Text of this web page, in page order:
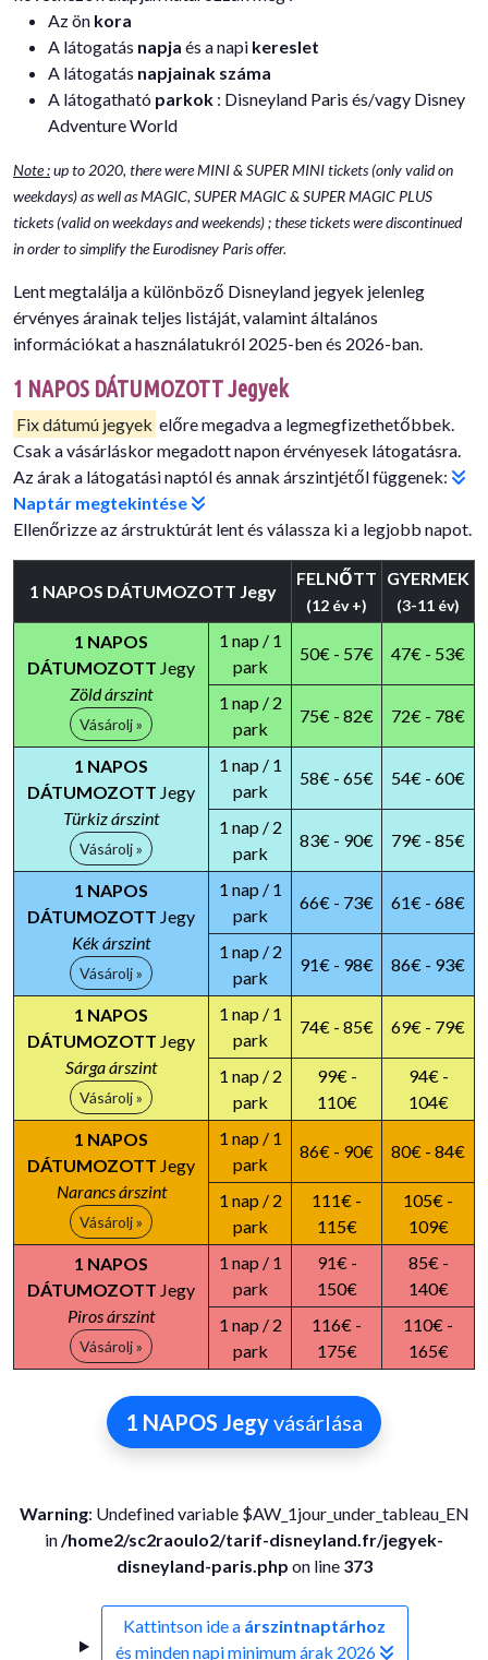
Az ön kora
A látogatás napja és a napi kereslet
A látogatás napjainak száma
A látogatható parkok : Disneyland Paris és/vagy Disney
Adventure World
Note :up to 2020, there were MINI & SUPER MINI tickets (only valid on
weekdays) as well as MAGIC, SUPER MAGIC & SUPER MAGIC PLUS
tickets (valid on weekdays and weekends) ; these tickets were discontinued
in order to simplify the Eurodisney Paris offer.
Lent megtalálja a különböző Disneyland jegyek jelenleg
érvényes árainak teljes listáját, valamint általános
információkat a használatukról 2025-ben és 2026-ban.
1 NAPOS DÁTUMOZOTT Jegyek
Fix dátumú jegyek előre megadva a legmegfizethetőbbek.
Csak a vásárláskor megadott napon érvényesek látogatásra.
Az árak a látogatási naptól és annak árszintjétől függenek:
Naptár megtekintése
Ellenőrizze az árstruktúrát lent és válassza ki a legjobb napot.
1 NAPOS DÁTUMOZOTT Jegy
FELNŐTT
(12 év +)
GYERMEK
(3-11 év)
1 NAPOS
DÁTUMOZOTT Jegy
Zöld árszint
Vásárolj »
1 nap / 1
park
50€ - 57€ 47€ - 53€
1 nap / 2
park
75€ - 82€ 72€ - 78€
1 NAPOS
DÁTUMOZOTT Jegy
Türkiz árszint
Vásárolj »
1 nap / 1
park
58€ - 65€ 54€ - 60€
1 nap / 2
park
83€ - 90€ 79€ - 85€
1 NAPOS
DÁTUMOZOTT Jegy
Kék árszint
Vásárolj »
1 nap / 1
park
66€ - 73€ 61€ - 68€
1 nap / 2
park
91€ - 98€ 86€ - 93€
1 NAPOS
DÁTUMOZOTT Jegy
Sárga árszint
Vásárolj »
1 nap / 1
park
74€ - 85€ 69€ - 79€
1 nap / 2
park
99€ -
110€
94€ -
104€
1 NAPOS
DÁTUMOZOTT Jegy
Narancs árszint
Vásárolj »
1 nap / 1
park
86€ - 90€ 80€ - 84€
1 nap / 2
park
111€ -
115€
105€ -
109€
1 NAPOS
DÁTUMOZOTT Jegy
Piros árszint
Vásárolj »
1 nap / 1
park
91€ -
150€
85€ -
140€
1 nap / 2
park
116€ -
175€
110€ -
165€
1 NAPOS Jegyvásárlása
Warning: Undefined variable $AW_1jour_under_tableau_EN
in/home2/sc2raoulo2/tarif-disneyland.fr/jegyek-
disneyland-paris.php on line 373
Kattintson ide a árszintnaptárhoz
és minden napi minimum árak 2026